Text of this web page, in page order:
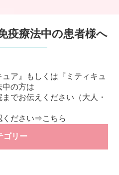
疫療法中の患者様へ
ア』もしくは『ミティキュ
中の方は
でお伝えください（大人・
ください⇒こちら
ゴリー